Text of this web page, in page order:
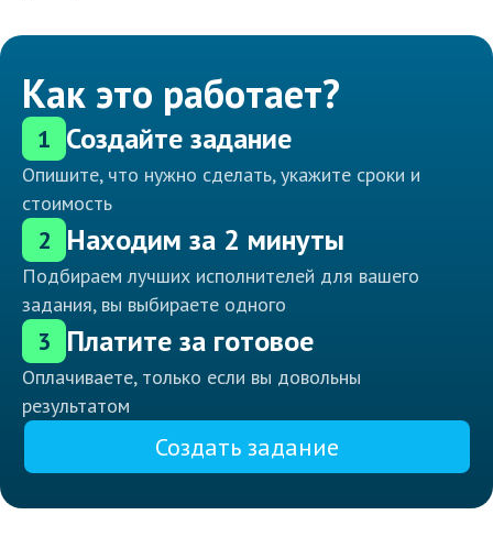
Как это работает?
1 Создайте задание
Опишите, что нужно сделать, укажите сроки и
стоимость
2 Находим за 2 минуты
Подбираем лучших исполнителей для вашего
задания, вы выбираете одного
3 Платите за готовое
Оплачиваете, только если вы довольны
результатом
Создать задание